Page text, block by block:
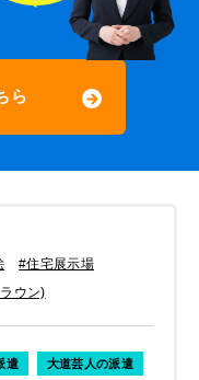
ら
#住宅展示場
ウン)
遣 大道芸人の派遣